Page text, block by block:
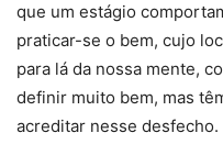
que um estágio
praticar-se o bem, cujo
para lá da nossa mente,
definir muito bem, mas
acreditar nesse desfecho.